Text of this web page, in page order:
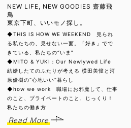
NEW LIFE, NEW GOODIES 齋藤飛
鳥
東京下町、いいモノ探し。
◆THIS IS HOW WE WEEKEND 見られ
る私たちの、見せない一面。「好き」でで
きている、私たちの“いま”
◆MITO & YUKI：Our Newlywed Life
結婚したてのふたりが考える 横田美憧と河
原優樹の“心地いい”暮らし
◆how we work 職場にお邪魔して、仕事
のこと、プライベートのこと、じっくり！
私たちの働き方
Read More